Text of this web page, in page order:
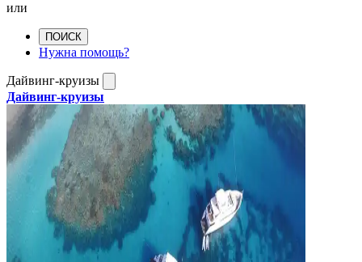
или
ПОИСК
Нужна помощь?
Дайвинг-круизы
Дайвинг-круизы